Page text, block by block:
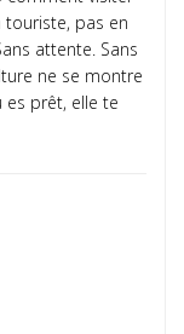
touriste, pas en
attente. Sans
ne se montre
es prêt, elle te